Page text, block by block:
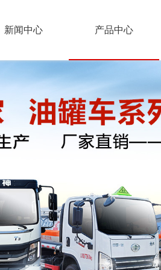
新闻中心 产品中心